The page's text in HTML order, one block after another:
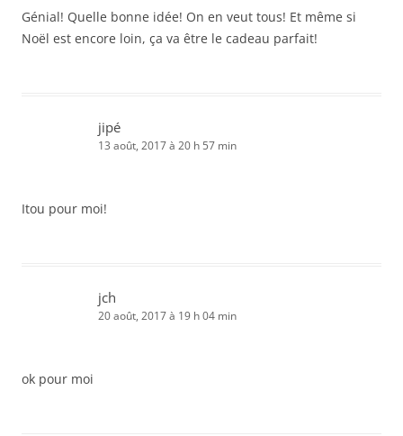
Génial! Quelle bonne idée! On en veut tous! Et même si
Noël est encore loin, ça va être le cadeau parfait!
jipé
13 août, 2017 à 20 h 57 min
Itou pour moi!
jch
20 août, 2017 à 19 h 04 min
ok pour moi